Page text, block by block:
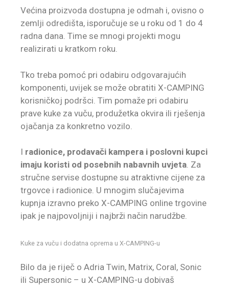
Većina proizvoda dostupna je odmah i, ovisno o
zemlji odredišta, isporučuje se u roku od 1 do 4
radna dana. Time se mnogi projekti mogu
realizirati u kratkom roku.
Tko treba pomoć pri odabiru odgovarajućih
komponenti, uvijek se može obratiti X-CAMPING
korisničkoj podršci. Tim pomaže pri odabiru
prave kuke za vuču, produžetka okvira ili rješenja
ojačanja za konkretno vozilo.
I radionice, prodavači kampera i poslovni kupci
imaju koristi od posebnih nabavnih uvjeta. Za
stručne servise dostupne su atraktivne cijene za
trgovce i radionice. U mnogim slučajevima
kupnja izravno preko X-CAMPING online trgovine
ipak je najpovoljniji i najbrži način narudžbe.
Kuke za vuču i dodatna oprema u X-CAMPING-u
Bilo da je riječ o Adria Twin, Matrix, Coral, Sonic
ili Supersonic – u X-CAMPING-u dobivaš